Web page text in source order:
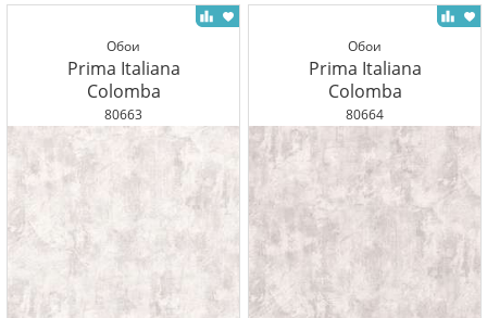
Обои
Prima Italiana
Colomba
80663
Обои
Prima Italiana
Colomba
80664